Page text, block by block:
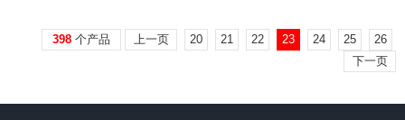
398 个产品 上一页 20 21 22 23 24 25
26
下一页